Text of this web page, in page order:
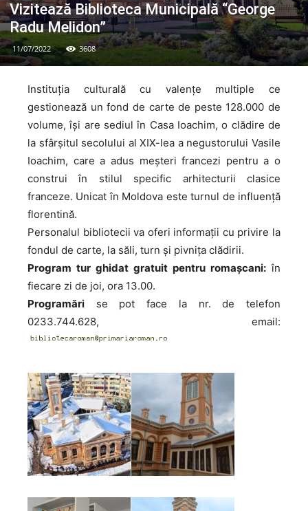
Vizitează Biblioteca Municipală “George
Radu Melidon”
11/07/2022 3608
Instituţia culturală cu valenţe multiple ce
gestionează un fond de carte de peste 128.000 de
volume, își are sediul în Casa Ioachim, o clădire de
la sfârșitul secolului al XIX-lea a negustorului Vasile
Ioachim, care a adus meşteri francezi pentru a o
construi în stilul specific arhitecturii clasice
franceze. Unicat în Moldova este turnul de influență
florentină.
Personalul bibliotecii va oferi informații cu privire la
fondul de carte, la săli, turn și pivnița clădirii.
Program tur ghidat gratuit pentru romașcani: în
fiecare zi de joi, ora 13.00.
Programări se pot face la nr. de telefon
0233.744.628, email: